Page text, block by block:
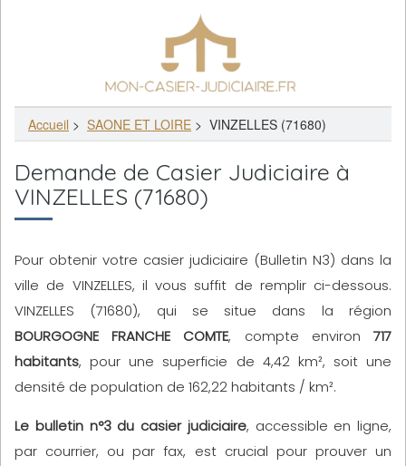
Accueil > SAONE ET LOIRE > VINZELLES (71680)
Demande de Casier Judiciaire à
VINZELLES (71680)
Pour obtenir votre casier judiciaire (Bulletin N3) dans la
ville de VINZELLES, il vous suffit de remplir ci-dessous.
VINZELLES (71680), qui se situe dans la région
BOURGOGNE FRANCHE COMTE, compte environ717
habitants, pour une superficie de 4,42 km², soit une
densité de population de 162,22 habitants / km².
Le bulletin n°3 du casier judiciaire, accessible en ligne,
par courrier, ou par fax, est crucial pour prouver un